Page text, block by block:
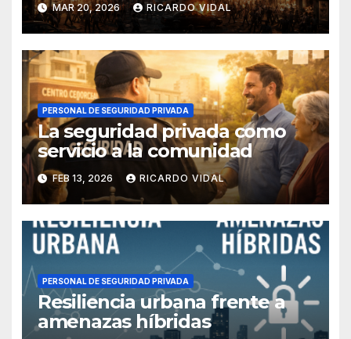
MAR 20, 2026 RICARDO VIDAL
PERSONAL DE SEGURIDAD PRIVADA
La seguridad privada como
servicio a la comunidad
FEB 13, 2026 RICARDO VIDAL
PERSONAL DE SEGURIDAD PRIVADA
Resiliencia urbana frente a
amenazas híbridas